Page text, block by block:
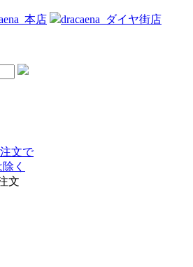
本店 dracaena_ダイヤ街店
文で
く
文